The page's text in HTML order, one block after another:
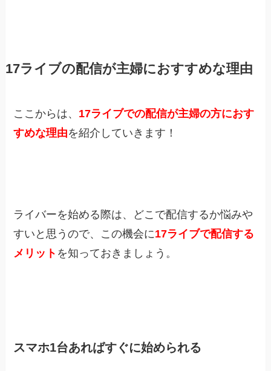
17ライブの配信が主婦におすすめな理由
ここからは、 17ライブでの配信が主婦の方におす
すめな理由を紹介していきます！
ライバーを始める際は、どこで配信するか悩みや
すいと思うので、この機会に17ライブで配信する
メリット を知っておきましょう。
スマホ1台あればすぐに始められる